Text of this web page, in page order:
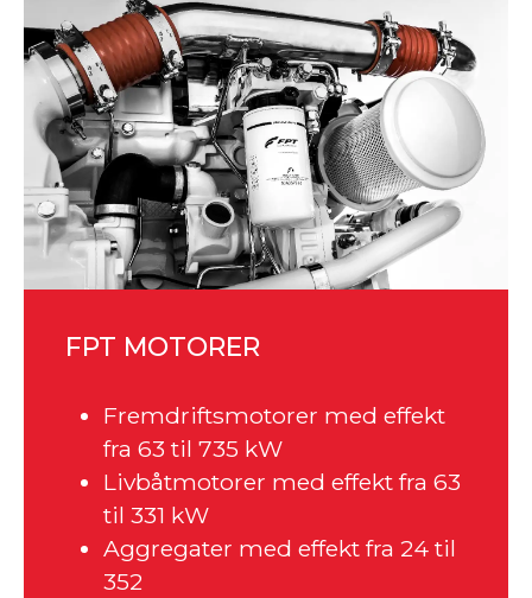
FPT MOTORER
Fremdriftsmotorer med effekt
fra 63 til 735 kW
Livbåtmotorer med effekt fra 63
til 331 kW
Aggregater med effekt fra 24 til
352